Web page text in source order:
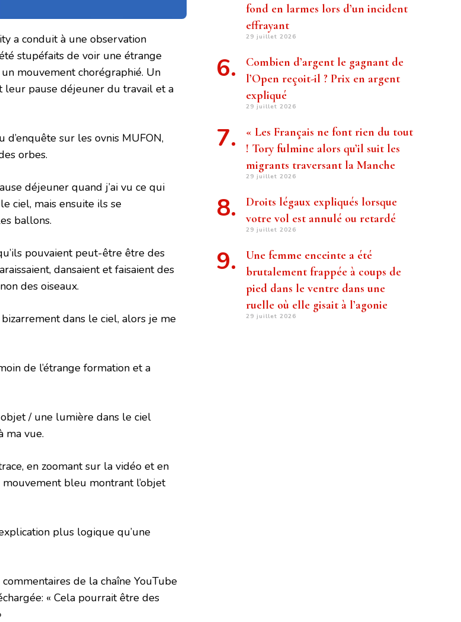
a conduit à une observation
stupéfaits de voir une étrange
mouvement chorégraphié. Un
leur pause déjeuner du travail et a
sur les ovnis MUFON,
orbes.
déjeuner quand j’ai vu ce qui
ciel, mais ensuite ils se
ballons.
pouvaient peut-être être des
dansaient et faisaient des
des oiseaux.
dans le ciel, alors je me
de l’étrange formation et a
objet / une lumière dans le ciel
ma vue.
en zoomant sur la vidéo et en
bleu montrant l’objet
plus logique qu’une
de la chaîne YouTube
« Cela pourrait être des
fond en larmes lors d’un incident
effrayant
29 juillet 2026
Combien d’argent le gagnant de
l’Open reçoit-il ? Prix ​​en argent
expliqué
29 juillet 2026
« Les Français ne font rien du tout
! Tory fulmine alors qu’il suit les
migrants traversant la Manche
29 juillet 2026
Droits légaux expliqués lorsque
votre vol est annulé ou retardé
29 juillet 2026
Une femme enceinte a été
brutalement frappée à coups de
pied dans le ventre dans une
ruelle où elle gisait à l’agonie
29 juillet 2026